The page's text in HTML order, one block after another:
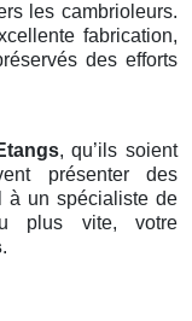
les cambrioleurs.
fabrication,
des efforts
, qu’ils soient
présenter des
à un spécialiste de
plus vite, votre
.